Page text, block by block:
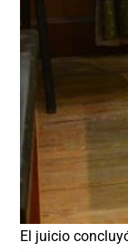
El juicio